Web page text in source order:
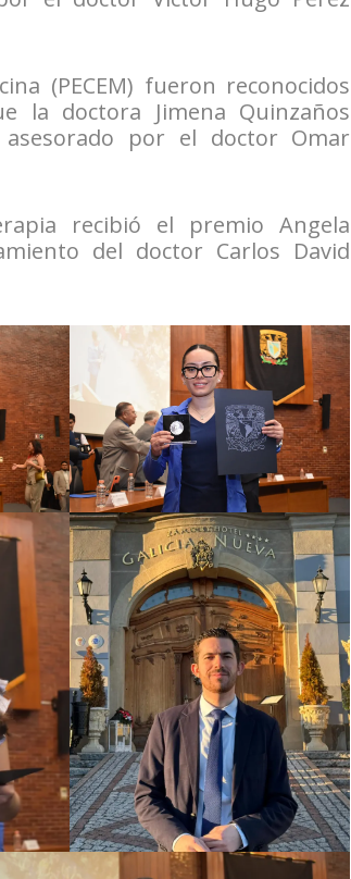
(PECEM) fueron reconocidos
la doctora Jimena Quinzaños
asesorado por el doctor Omar
recibió el premio Angela
del doctor Carlos David